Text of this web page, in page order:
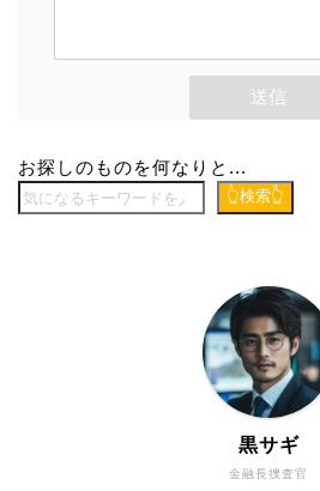
お探しのものを何なりと...
👆検索👆
金融長捜査官
黒サギ